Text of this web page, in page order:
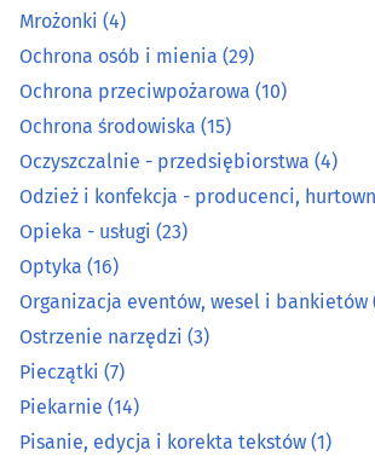
Mleko i produkty mleczne - producenci,
(4)
Ochrona osób i mienia(29)
Ochrona przeciwpożarowa
Ochrona środowiska(15)
Oczyszczalnie - przedsiębiorstwa
Odzież i konfekcja - producenci,
Mrożonki (4)
Ochrona osób i mienia (29)
Ochrona przeciwpożarowa (10)
Ochrona środowiska (15)
Oczyszczalnie - przedsiębiorstwa (4)
Odzież i konfekcja - producenci,
Opieka - usługi (23)
Optyka (16)
Organizacja eventów, wesel i bankietów
Ostrzenie narzędzi (3)
Pieczątki (7)
Piekarnie (14)
Pisanie, edycja i korekta tekstów (1)